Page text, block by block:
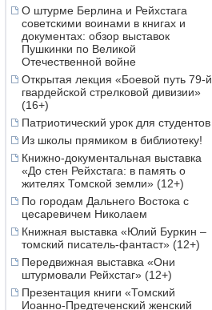
О штурме Берлина и Рейхстага
советскими воинами в книгах и
документах: обзор выставок
Пушкинки по Великой
Отечественной войне
Открытая лекция «Боевой путь 79-й
гвардейской стрелковой дивизии»
(16+)
Патриотический урок для студентов
Из школы прямиком в библиотеку!
Книжно-документальная выставка
«До стен Рейхстага: в память о
жителях Томской земли» (12+)
По городам Дальнего Востока с
цесаревичем Николаем
Книжная выставка «Юлий Буркин –
томский писатель-фантаст» (12+)
Передвижная выставка «Они
штурмовали Рейхстаг» (12+)
Презентация книги «Томский
Иоанно-Предтеченский женский